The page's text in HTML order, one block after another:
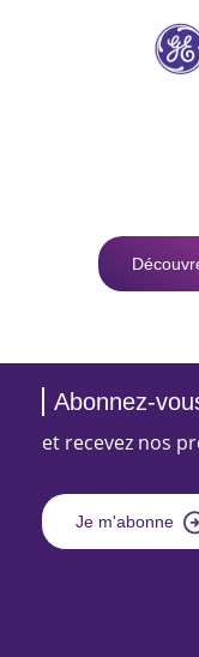
Abonnez-
et recevez nos
Je m'abonne